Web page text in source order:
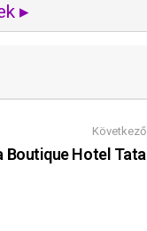
▸
Következő
Boutique Hotel Tata